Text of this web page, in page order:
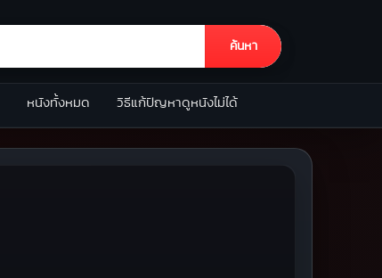
ค้นหา
หนังทั้งหมด วิธีแก้ปัญหาดูหนังไม่ได้